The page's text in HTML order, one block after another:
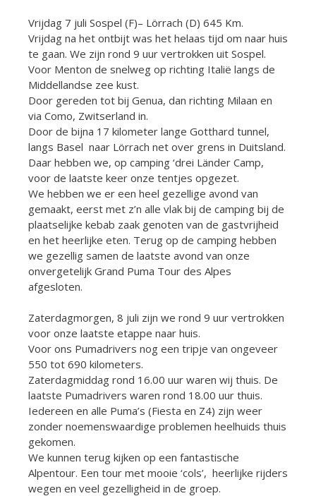
Vrijdag 7 juli Sospel (F)– Lörrach (D) 645 Km.
Vrijdag na het ontbijt was het helaas tijd om naar huis
te gaan. We zijn rond 9 uur vertrokken uit Sospel.
Voor Menton de snelweg op richting Italië langs de
Middellandse zee kust.
Door gereden tot bij Genua, dan richting Milaan en
via Como, Zwitserland in.
Door de bijna 17 kilometer lange Gotthard tunnel,
langs Basel naar Lörrach net over grens in Duitsland.
Daar hebben we, op camping ‘drei Länder Camp,
voor de laatste keer onze tentjes opgezet.
We hebben we er een heel gezellige avond van
gemaakt, eerst met z’n alle vlak bij de camping bij de
plaatselijke kebab zaak genoten van de gastvrijheid
en het heerlijke eten. Terug op de camping hebben
we gezellig samen de laatste avond van onze
onvergetelijk Grand Puma Tour des Alpes
afgesloten.
Zaterdagmorgen, 8 juli zijn we rond 9 uur vertrokken
voor onze laatste etappe naar huis.
Voor ons Pumadrivers nog een tripje van ongeveer
550 tot 690 kilometers.
Zaterdagmiddag rond 16.00 uur waren wij thuis. De
laatste Pumadrivers waren rond 18.00 uur thuis.
Iedereen en alle Puma’s (Fiesta en Z4) zijn weer
zonder noemenswaardige problemen heelhuids thuis
gekomen.
We kunnen terug kijken op een fantastische
Alpentour. Een tour met mooie ‘cols’, heerlijke rijders
wegen en veel gezelligheid in de groep.